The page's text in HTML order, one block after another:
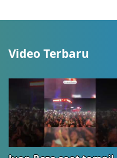
Video Terbaru